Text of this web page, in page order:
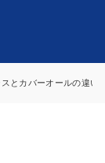
スとカバーオールの違